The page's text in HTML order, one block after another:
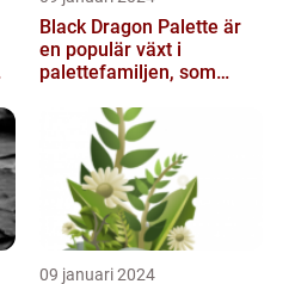
Black Dragon Palette är
en populär växt i
palettefamiljen, som
mörka, nästan sv...
09 januari 2024